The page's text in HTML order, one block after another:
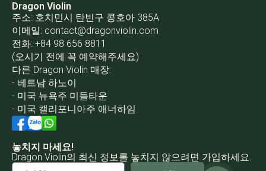
Dragon Violin
주소: 호치민시 탄빈구 콩호아 385A
이메일: contact@dragonviolin.com
전화: +84 98 656 8811
(오시기 전에 꼭 예약해주세요)
다른 Dragon Violin 매장:
- 베트남 하노이
- 미국 뉴욕주 미들타운
- 미국 캘리포니아주 애너하임
놓치지 마세요!
Dragon Violin의 최신 정보를 놓치지 않으려면 가입하세요.